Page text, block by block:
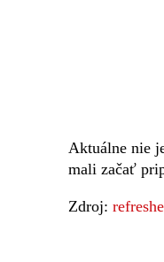
Aktuálne nie
mali začať
Zdroj: